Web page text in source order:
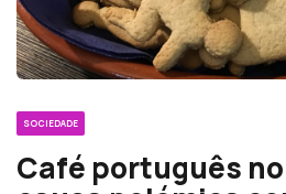
SOCIEDADE
Café português